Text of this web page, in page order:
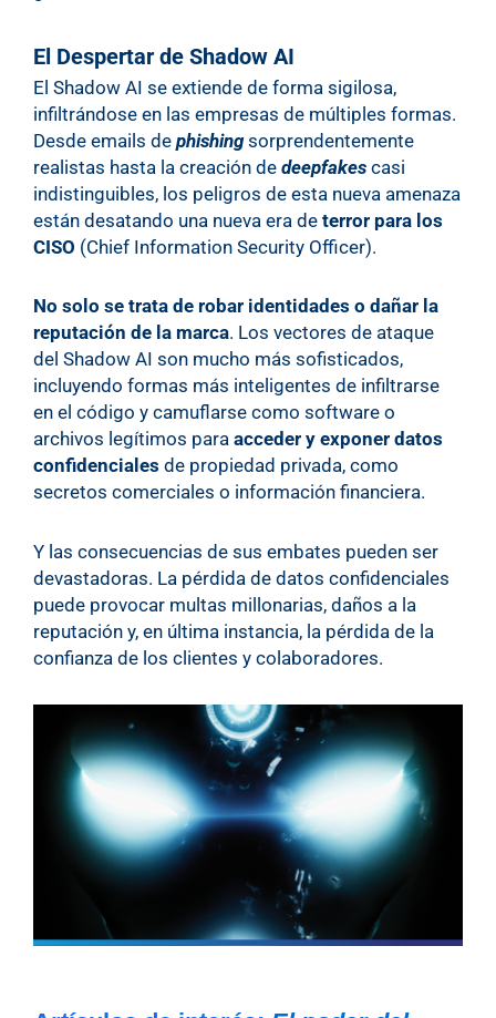
El Despertar de Shadow AI
El Shadow AI se extiende de forma sigilosa,
infiltrándose en las empresas de múltiples formas.
Desde emails de phishingsorprendentemente
realistas hasta la creación de deepfakes casi
indistinguibles, los peligros de esta nueva amenaza
están desatando una nueva era de terror para los
CISO (Chief Information Security Officer).
No solo se trata de robar identidades o dañar la
reputación de la marca. Los vectores de ataque
del Shadow AI son mucho más sofisticados,
incluyendo formas más inteligentes de infiltrarse
en el código y camuflarse como software o
archivos legítimos para acceder y exponer datos
confidenciales de propiedad privada, como
secretos comerciales o información financiera.
Y las consecuencias de sus embates pueden ser
devastadoras. La pérdida de datos confidenciales
puede provocar multas millonarias, daños a la
reputación y, en última instancia, la pérdida de la
confianza de los clientes y colaboradores.